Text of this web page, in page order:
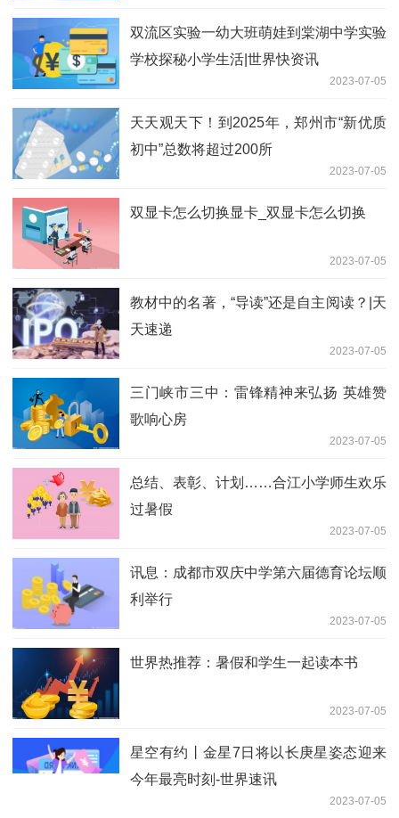
双流区实验一幼大班萌娃到棠湖中学实验
学校探秘小学生活|世界快资讯
2023-07-05
天天观天下！到2025年，郑州市“新优质
初中”总数将超过200所
2023-07-05
双显卡怎么切换显卡_双显卡怎么切换
2023-07-05
教材中的名著，“导读”还是自主阅读？|天
天速递
2023-07-05
三门峡市三中：雷锋精神来弘扬 英雄赞
歌响心房
2023-07-05
总结、表彰、计划……合江小学师生欢乐
过暑假
2023-07-05
讯息：成都市双庆中学第六届德育论坛顺
利举行
2023-07-05
世界热推荐：暑假和学生一起读本书
2023-07-05
星空有约丨金星7日将以长庚星姿态迎来
今年最亮时刻-世界速讯
2023-07-05